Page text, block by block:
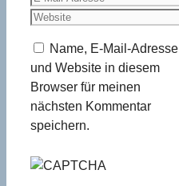
Mail-
Website
Name, E-Mail-Adresse
und Website in diesem
Browser für meinen
nächsten Kommentar
speichern.